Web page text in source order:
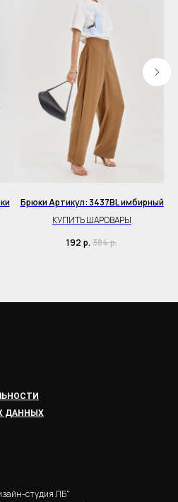
Брюки Артикул: 3437BL имбирный
КУПИТЬ ШАРОВАРЫ
192 р. 384р.
ДАННЫХ
студия ЛБ"